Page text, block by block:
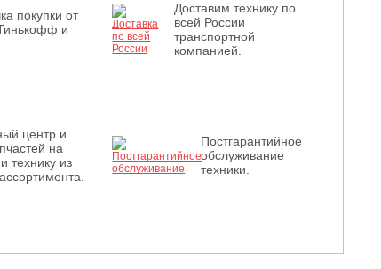
покупки от
и
Доставим технику по
всей России
транспортной
компанией.
центр и
на
технику из
Постгарантийное
обслуживание
техники.